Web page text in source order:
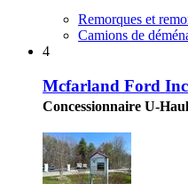
Remorques et
Camions de
4
Mcfarland Ford Inc
Concessionnaire U-